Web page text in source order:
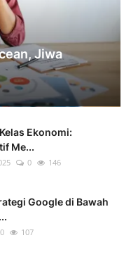
Jiwa
Ekonomi:
Me...
0 146
Google di Bawah
0 107